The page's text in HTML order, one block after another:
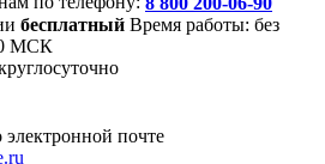
бесплатный Время работы: без
МСК
почте